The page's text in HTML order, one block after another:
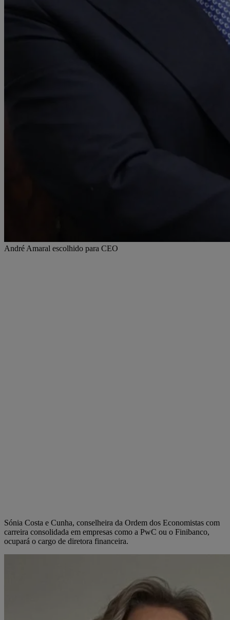
André Amaral escolhido para CEO
Sónia Costa e Cunha, conselheira da Ordem dos Economistas com
carreira consolidada em empresas como a PwC ou o Finibanco,
ocupará o cargo de diretora financeira.